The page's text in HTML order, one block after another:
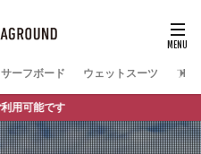
サーフボード ウェットスーツ ファ